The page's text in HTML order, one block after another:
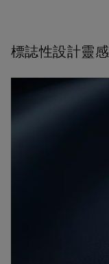
標誌性設計靈感